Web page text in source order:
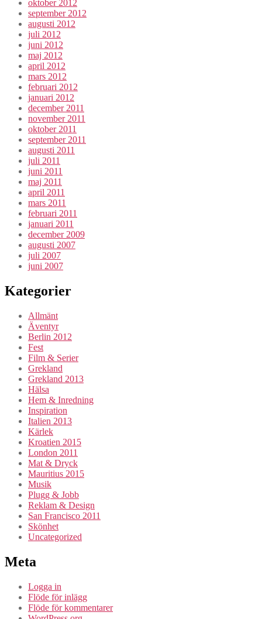
oktober 2012
september 2012
augusti 2012
juli 2012
juni 2012
maj 2012
april 2012
mars 2012
februari 2012
januari 2012
december 2011
november 2011
oktober 2011
september 2011
augusti 2011
juli 2011
juni 2011
maj 2011
april 2011
mars 2011
februari 2011
januari 2011
december 2009
augusti 2007
juli 2007
juni 2007
Kategorier
Allmänt
Äventyr
Berlin 2012
Fest
Film & Serier
Grekland
Grekland 2013
Hälsa
Hem & Inredning
Inspiration
Italien 2013
Kärlek
Kroatien 2015
London 2011
Mat & Dryck
Mauritius 2015
Musik
Plugg & Jobb
Reklam & Design
San Francisco 2011
Skönhet
Uncategorized
Meta
Logga in
Flöde för inlägg
Flöde för kommentarer